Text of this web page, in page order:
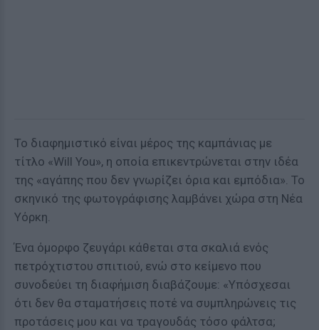
Το διαφημιστικό είναι μέρος της καμπάνιας με
τίτλο «Will You», η οποία επικεντρώνεται στην ιδέα
της «αγάπης που δεν γνωρίζει όρια και εμπόδια». Το
σκηνικό της φωτογράφισης λαμβάνει χώρα στη Νέα
Υόρκη.
Ένα όμορφο ζευγάρι κάθεται στα σκαλιά ενός
πετρόχτιστου σπιτιού, ενώ στο κείμενο που
συνοδεύει τη διαφήμιση διαβάζουμε: «Υπόσχεσαι
ότι δεν θα σταματήσεις ποτέ να συμπληρώνεις τις
προτάσεις μου και να τραγουδάς τόσο φάλτσα;